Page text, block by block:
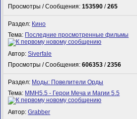
Просмотры / Сообщения:153590 /265
Раздел: Кино
Тема: Последние просмотренные фильмы
Автор:Siverfale
Просмотры / Сообщения:606353 /2356
Раздел: Моды: Повелители Орды
Тема: MMH5.5 - Герои Меча и Магии 5.5
Автор:Grabber